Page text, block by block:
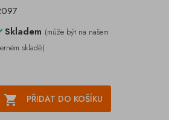
Skladem (může být na našem
skladě)
 PŘIDAT DO KOŠÍKU